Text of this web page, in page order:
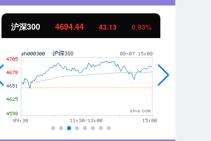
北证50 1134.24 11.37 1.01%